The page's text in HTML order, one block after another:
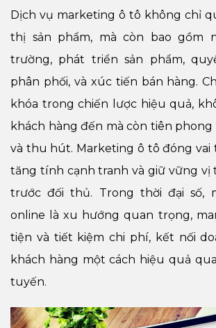
Dịch vụ marketing ô tô không chỉ
thị sản phẩm, mà còn bao gồm
trường, phát triển sản phẩm,
phân phối, và xúc tiến bán hàng.
khóa trong chiến lược hiệu quả,
khách hàng đến mà còn tiên
và thu hút. Marketing ô tô đóng vai
tăng tính cạnh tranh và giữ vững vị
trước đối thủ. Trong thời đại số,
online là xu hướng quan trọng,
tiện và tiết kiệm chi phí, kết nối
khách hàng một cách hiệu quả
tuyến.